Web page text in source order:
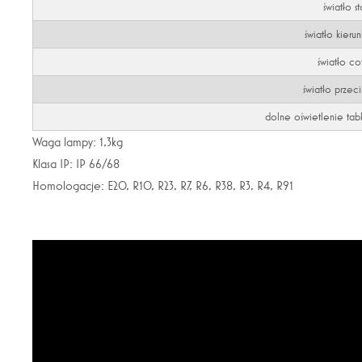
światło
światło
światło
światło
dolne oświetlenie
Waga lampy: 1,3kg
Klasa IP: IP 66/68
Homologacje: E20, R10, R23, R7, R6, R38, R3, R4, R91